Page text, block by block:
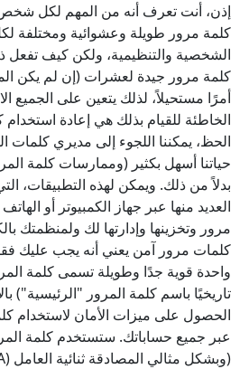
إذن، أنت تعرف أنه من المهم لكل
كلمة مرور طويلة وعشوائية ومختلفة
الشخصية والتنظيمية، ولكن كيف تفعل
كلمة مرور جيدة لعشرات (إن لم يكن
أمرًا مستحيلاً، لذلك يتعين على الجميع
الخاطئة للقيام بذلك هي إعادة
الحظ، يمكننا اللجوء إلى مديري كلمات
حياتنا أسهل بكثير (وممارسات كلمة
بدلاً من ذلك. ويمكن لهذه التطبيقات،
العديد منها عبر جهاز الكمبيوتر أو
مرور وتخزينها وإدارتها لك ولمنظمتك
كلمات مرور آمن يعني أنه يجب عليك
واحدة قوية جدًا وطويلة تسمى كلمة
تاريخيًا باسم كلمة المرور "الرئيسية")
الحصول على ميزات الأمان لاستخدام
عبر جميع حساباتك. ستستخدم كلمة